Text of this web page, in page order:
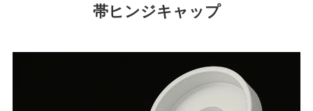
帯ヒンジキャップ